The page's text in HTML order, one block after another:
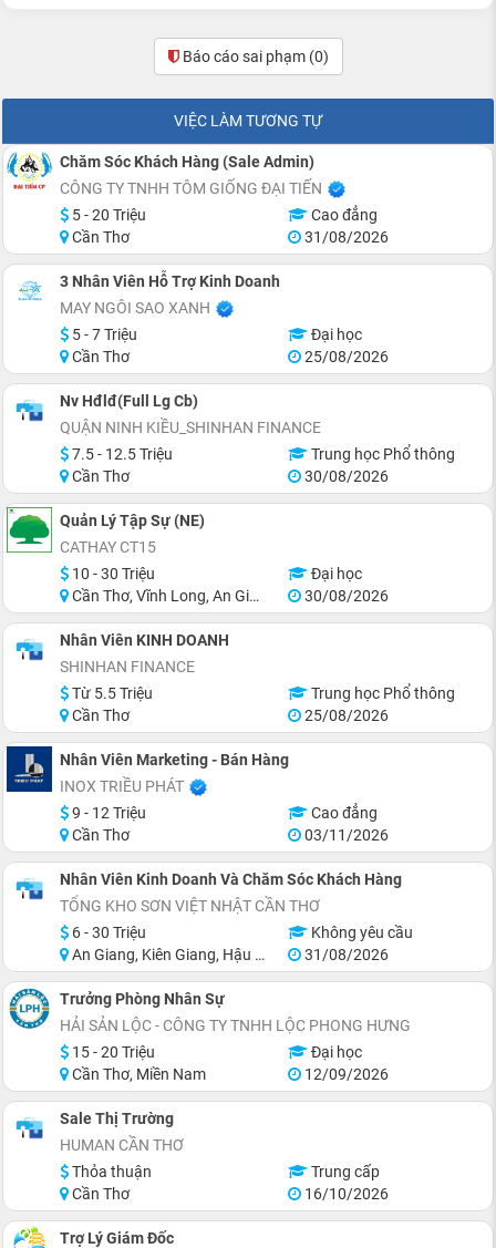
Báo cáo sai phạm (0)
VIỆC LÀM TƯƠNG TỰ
Chăm Sóc Khách Hàng (Sale Admin)
CÔNG TY TNHH TÔM GIỐNG ĐẠI TIẾN
5 - 20 Triệu
Cao đẳng
Cần Thơ
31/08/2026
3 Nhân Viên Hỗ Trợ Kinh Doanh
MAY NGÔI SAO XANH
5 - 7 Triệu
Đại học
Cần Thơ
25/08/2026
Nv Hđlđ(Full Lg Cb)
QUẬN NINH KIỀU_SHINHAN FINANCE
7.5 - 12.5 Triệu
Trung học Phổ thông
Cần Thơ
30/08/2026
Quản Lý Tập Sự (NE)
CATHAY CT15
10 - 30 Triệu
Đại học
Cần Thơ, Vĩnh Long, An Giang, Hậu Giang, Hồ Chí Minh
30/08/2026
Nhân Viên KINH DOANH
SHINHAN FINANCE
Từ 5.5 Triệu
Trung học Phổ thông
Cần Thơ
25/08/2026
Nhân Viên Marketing - Bán Hàng
INOX TRIỀU PHÁT
9 - 12 Triệu
Cao đẳng
Cần Thơ
03/11/2026
Nhân Viên Kinh Doanh Và Chăm Sóc Khách Hàng
TỔNG KHO SƠN VIỆT NHẬT CẦN THƠ
6 - 30 Triệu
Không yêu cầu
An Giang, Kiên Giang, Hậu Giang, Sóc Trăng, Bạc Liêu, Cà Mau
31/08/2026
Trưởng Phòng Nhân Sự
HẢI SẢN LỘC - CÔNG TY TNHH LỘC PHONG HƯNG
15 - 20 Triệu
Đại học
Cần Thơ, Miền Nam
12/09/2026
Sale Thị Trường
HUMAN CẦN THƠ
Thỏa thuận
Trung cấp
Cần Thơ
16/10/2026
Trợ Lý Giám Đốc